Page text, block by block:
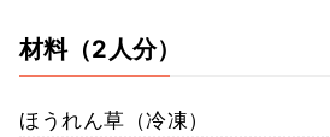
材料（2人分）
ほうれん草（冷凍）